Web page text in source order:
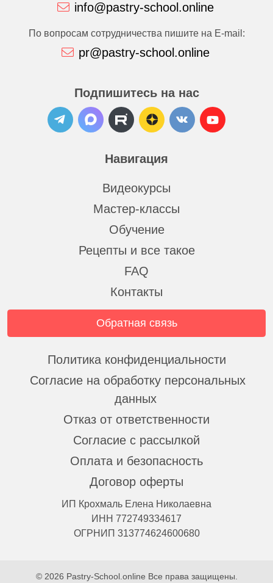
Навигация
Видеокурсы
Мастер-классы
Обучение
Рецепты и все такое
FAQ
Контакты
info@pastry-school.online
По вопросам сотрудничества пишите на E-mail:
pr@pastry-school.online
Подпишитесь на нас
Обратная связь
Политика конфиденциальности
Согласие на обработку персональных
данных
Отказ от ответственности
Согласие с рассылкой
Оплата и безопасность
Договор оферты
ИП Крохмаль Елена Николаевна
ИНН 772749334617
ОГРНИП 313774624600680
© 2026 Pastry-School.online Все права защищены.